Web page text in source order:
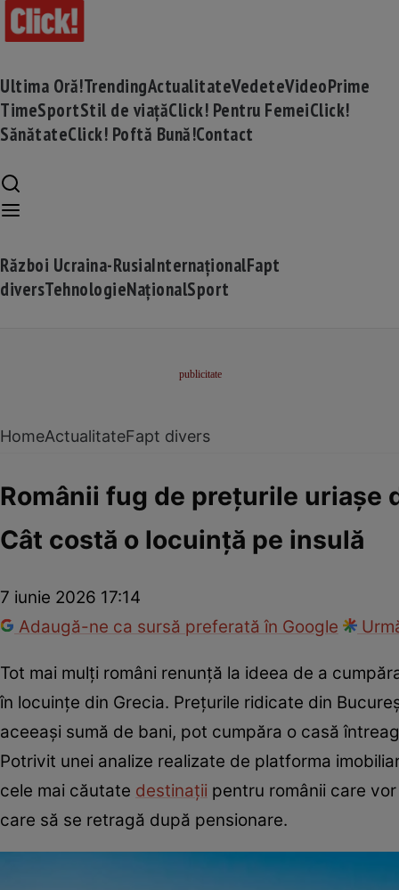
Ultima Oră!TrendingActualitateVedeteVideoPrime
TimeSportStil de viațăClick! Pentru FemeiClick!
SănătateClick! Poftă Bună!Contact
Război Ucraina-RusiaInternaționalFapt
diversTehnologieNaționalSport
HomeActualitateFapt divers
Românii fug de prețurile uriașe
Cât costă o locuință pe insulă
7 iunie 2026 17:14
Adaugă-ne ca sursă preferată în Google
Tot mai mulți români renunță la ideea de a
în locuințe din Grecia. Prețurile ridicate din
aceeași sumă de bani, pot cumpăra o casă
Potrivit unei analize realizate de platforma
cele mai căutate destinații pentru românii care
care să se retragă după pensionare.